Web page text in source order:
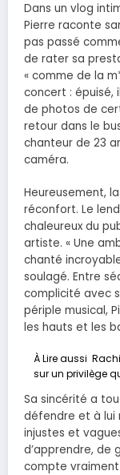
Dans un vlog
Pierre raconte
pas passé
de rater sa
« comme de la
concert : épuisé,
de photos de
retour dans le
chanteur de 23
caméra.
Heureusement,
réconfort. Le
chaleureux du
artiste. « Une
chanté
soulagé. Entre
complicité avec
périple musical,
les hauts et les
À Lire aussi
sur un privilège
Sa sincérité a
défendre et à lui
injustes et
d’apprendre, de
compte